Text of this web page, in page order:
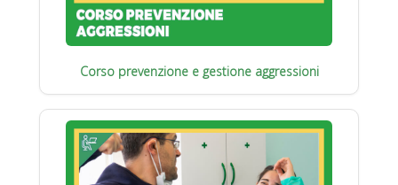
Corso prevenzione e gestione aggressioni